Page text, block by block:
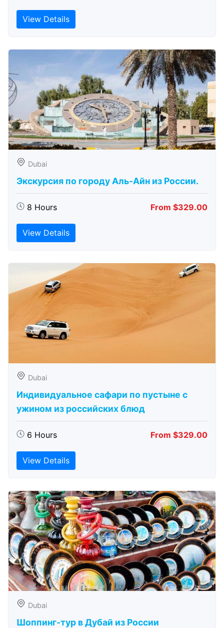
View Details
Dubai
Экскурсия по городу Аль-Айн из России.
8 Hours From $329.00
View Details
Dubai
Индивидуальное сафари по пустыне с
ужином из российских блюд
6 Hours From $329.00
View Details
Dubai
Шоппинг-тур в Дубай из России